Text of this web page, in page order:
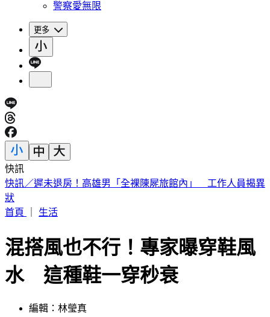
警察愛無限
更多
快訊
牙醫張元瀚過世！愛貓「病情突惡化」走了 妻慟：牠的難過
不比我們少
首頁
生活
混搭風也不行！專家曝穿鞋風
水 這種鞋一穿秒衰
編輯：林瑩真